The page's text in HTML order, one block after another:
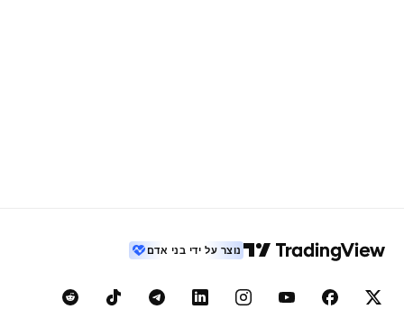
נוצר על ידי בני אדם